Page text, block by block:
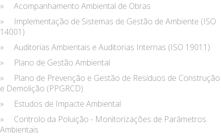
» Acompanhamento Ambiental de Obras
» Implementação de Sistemas de Gestão de Ambiente (ISO
14001)
» Auditorias Ambientais e Auditorias Internas (ISO 19011)
» Plano de Gestão Ambiental
» Plano de Prevenção e Gestão de Resíduos de Construção
e Demolição (PPGRCD)
» Estudos de Impacte Ambiental
» Controlo da Poluição - Monitorizações de Parâmetros
Ambientais